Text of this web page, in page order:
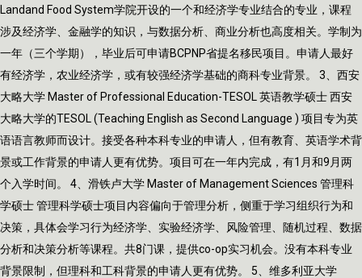
Landand Food System学院开设的一个和经济学专业结合的专业，课程
涉及经济学、金融学的知识，与数据分析、商业分析也高度相关。学制为
一年（三个学期），毕业后可申请BCPNP省提名移民项目。申请人最好
有经济学，农业经济学，或有较强经济学基础的商科专业背景。 3、西安
大略大学 Master of Professional Education-TESOL 英语教学硕士 西安
大略大学的TESOL (Teaching English as Second Language ) 项目专为英
语语言教师而设计。接受各种本科专业的申请人，但有教育、英语学术背
景或工作背景的申请人更有优势。项目可在一年内完成，有1月和9月两
个入学时间。 4、滑铁卢大学 Master of Management Sciences 管理科
学硕士 管理科学硕士项目内容偏向于管理分析，侧重于学习组织行为和
决策，具体会学习行为经济学、实验经济学、风险管理、随机过程、数据
分析和决策分析等课程。共8门课，提供co-op实习机会。没有本科专业
背景限制，但理科和工科背景的申请人更有优势。 5、维多利亚大学